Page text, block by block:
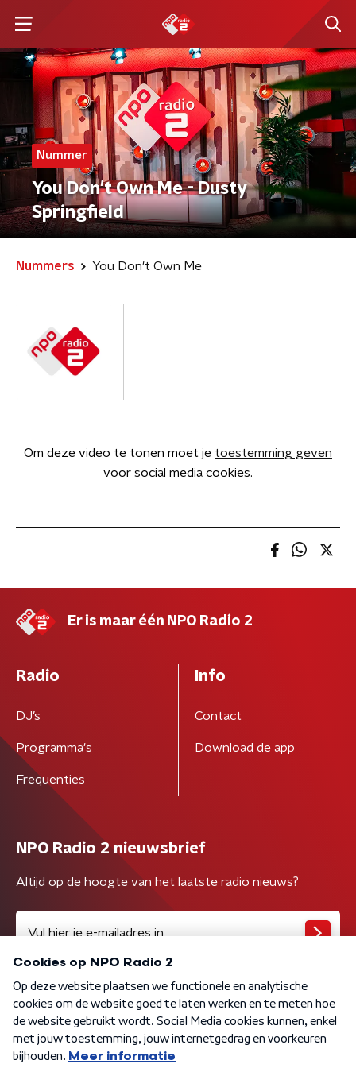
Nummer
You Don't Own Me - Dusty
Springfield
Nummers You Don't Own Me
Om deze video te tonen moet je toestemming geven
voor social media cookies.
Er is maar één NPO Radio 2
Radio
DJ’s
Programma's
Frequenties
Info
Contact
Download de app
NPO Radio 2 nieuwsbrief
Altijd op de hoogte van het laatste radio nieuws?
Algemene voorwaarden